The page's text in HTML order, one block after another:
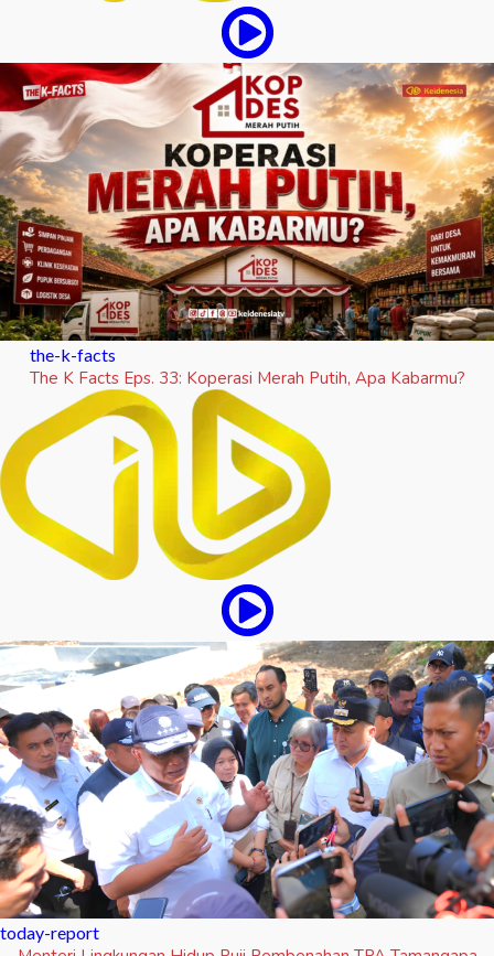
the-k-facts
The K Facts Eps. 33: Koperasi Merah Putih, Apa Kabarmu?
today-report